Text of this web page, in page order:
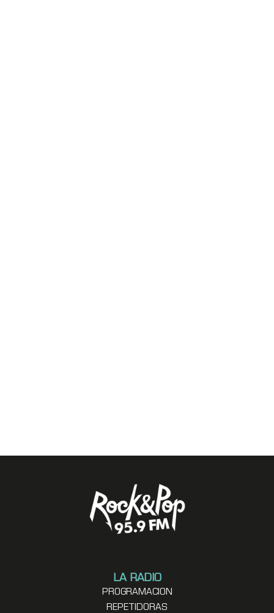
LA RADIO
PROGRAMACION
REPETIDORAS